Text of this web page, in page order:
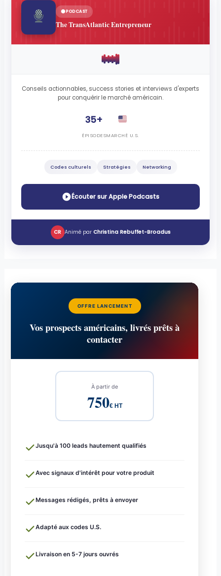
PODCAST
The TransAtlantic Entrepreneur
Conseils actionnables, success stories et interviews d'experts
pour conquérir le marché américain.
35+
ÉPISODESMARCHÉ U.S.
Codes culturels Stratégies Networking
Écouter sur Apple Podcasts
CR Animé par Christina Rebuffet-Broadus
OFFRE LANCEMENT
Vos prospects américains, livrés prêts à
contacter
À partir de
750€ HT
Jusqu'à 100 leads hautement qualifiés
Avec signaux d'intérêt pour votre produit
Messages rédigés, prêts à envoyer
Adapté aux codes U.S.
Livraison en 5-7 jours ouvrés